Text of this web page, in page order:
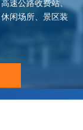
速公路收费站、
闲场所、景区装